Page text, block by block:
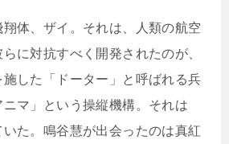
体、ザイ。それは、人類の航空
に対抗すべく開発されたのが、
した「ドーター」と呼ばれる兵
マ」という操縦機構。それは
た。鳴谷慧が出会ったのは真紅